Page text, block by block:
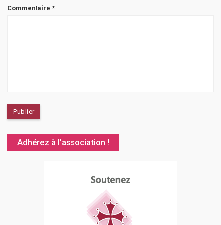
Commentaire *
Adhérez à l’association !